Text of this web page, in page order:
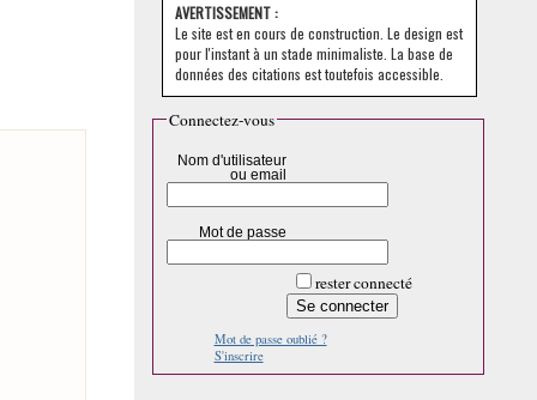
AVERTISSEMENT :
Le site est en cours de construction. Le design est
pour l'instant à un stade minimaliste. La base de
données des citations est toutefois accessible.
Connectez-vous
Nom d'utilisateur
ou email
Mot de passe
rester connecté
Mot de passe oublié ?
S'inscrire